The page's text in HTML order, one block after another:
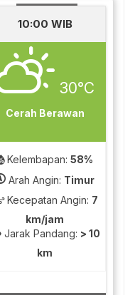
10:00 WIB
30°C
Cerah Berawan
Kelembapan: 58%
Arah Angin: Timur
Kecepatan Angin: 7
km/jam
Jarak Pandang: > 10
km